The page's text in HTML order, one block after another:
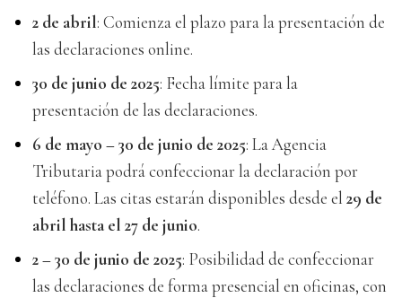
2 de abril: Comienza el plazo para la presentación de
las declaraciones online.
30 de junio de 2025: Fecha límite para la
presentación de las declaraciones.
6 de mayo – 30 de junio de 2025: La Agencia
Tributaria podrá confeccionar la declaración por
teléfono. Las citas estarán disponibles desde el 29 de
abril hasta el 27 de junio.
2 – 30 de junio de 2025: Posibilidad de confeccionar
las declaraciones de forma presencial en oficinas, con